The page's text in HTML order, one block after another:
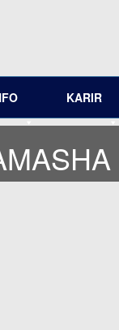
KARIR